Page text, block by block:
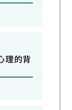
理的背